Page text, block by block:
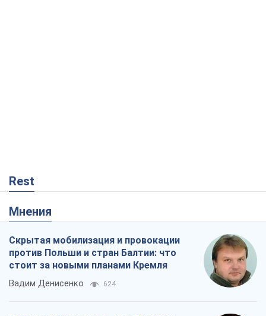
Rest
Мнения
Скрытая мобилизация и провокации
против Польши и стран Балтии: что
стоит за новыми планами Кремля
Вадим Денисенко 624